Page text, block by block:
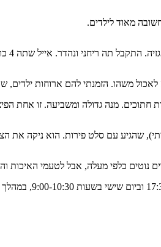
מאוד לילדים.
תה ריחני ונהדר. אייל שתה 4 כוסות.
משהו. הזמנתי להם ארוחות ילדים,
מנה גדולה ומשביעה. זו אחת
שהגיע עם סלט פירות. הוא ניקה את
נוטים כלפי מעלה, אבל לטעמי